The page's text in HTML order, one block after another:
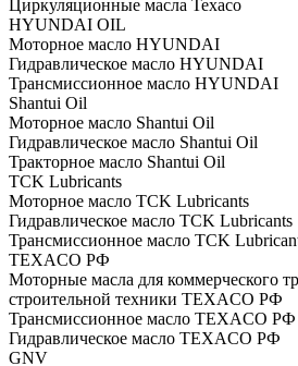
Циркуляционные масла Texaco
HYUNDAI OIL
Моторное масло HYUNDAI
Гидравлическое масло HYUNDAI
Трансмиссионное масло HYUNDAI
Shantui Oil
Моторное масло Shantui Oil
Гидравлическое масло Shantui Oil
Тракторное масло Shantui Oil
TCK Lubricants
Моторное масло TCK Lubricants
Гидравлическое масло TCK Lubricants
Трансмиссионное масло TCK
TEXACO РФ
Моторные масла для коммерческого
строительной техники TEXACO РФ
Трансмиссионное масло TEXACO РФ
Гидравлическое масло TEXACO РФ
GNV